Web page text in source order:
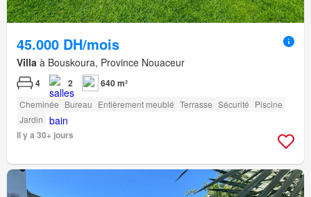
45.000 DH/mois
Villa à Bouskoura, Province Nouaceur
4 2 640 m²
Cheminée Bureau Entièrement meublé Terrasse Sécurité Piscine
Jardin
Il y a 30+ jours